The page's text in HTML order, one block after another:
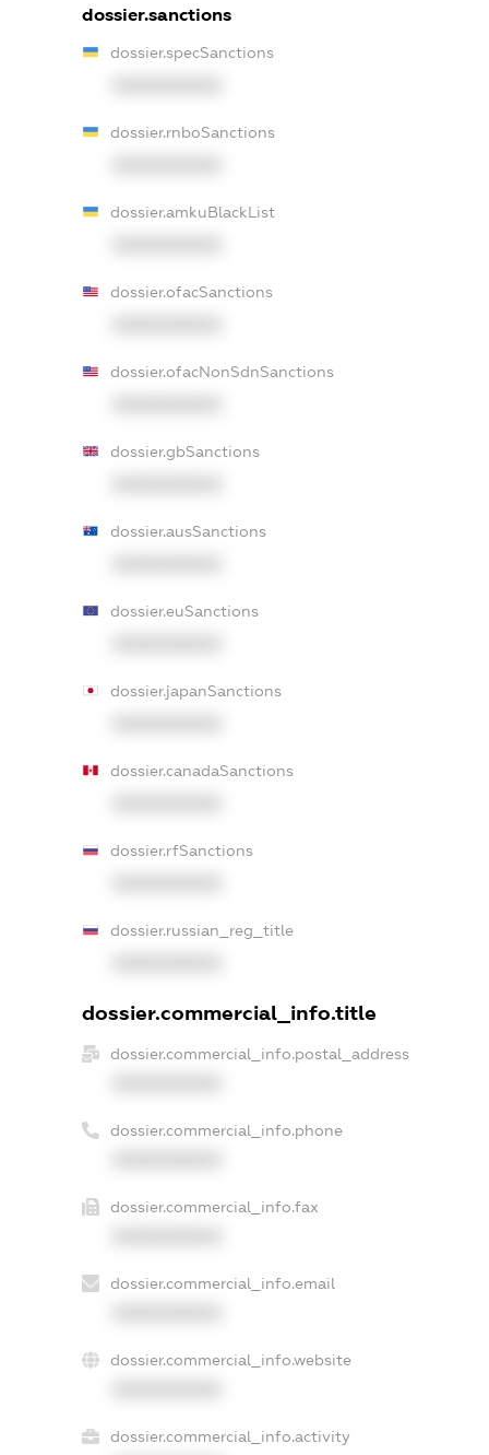
dossier.sanctions
dossier.specSanctions
dossier.rnboSanctions
dossier.amkuBlackList
dossier.ofacSanctions
dossier.ofacNonSdnSanctions
dossier.gbSanctions
dossier.ausSanctions
dossier.euSanctions
dossier.japanSanctions
dossier.canadaSanctions
dossier.rfSanctions
dossier.russian_reg_title
dossier.commercial_info.title
dossier.commercial_info.postal_address
dossier.commercial_info.phone
dossier.commercial_info.fax
dossier.commercial_info.email
dossier.commercial_info.website
dossier.commercial_info.activity